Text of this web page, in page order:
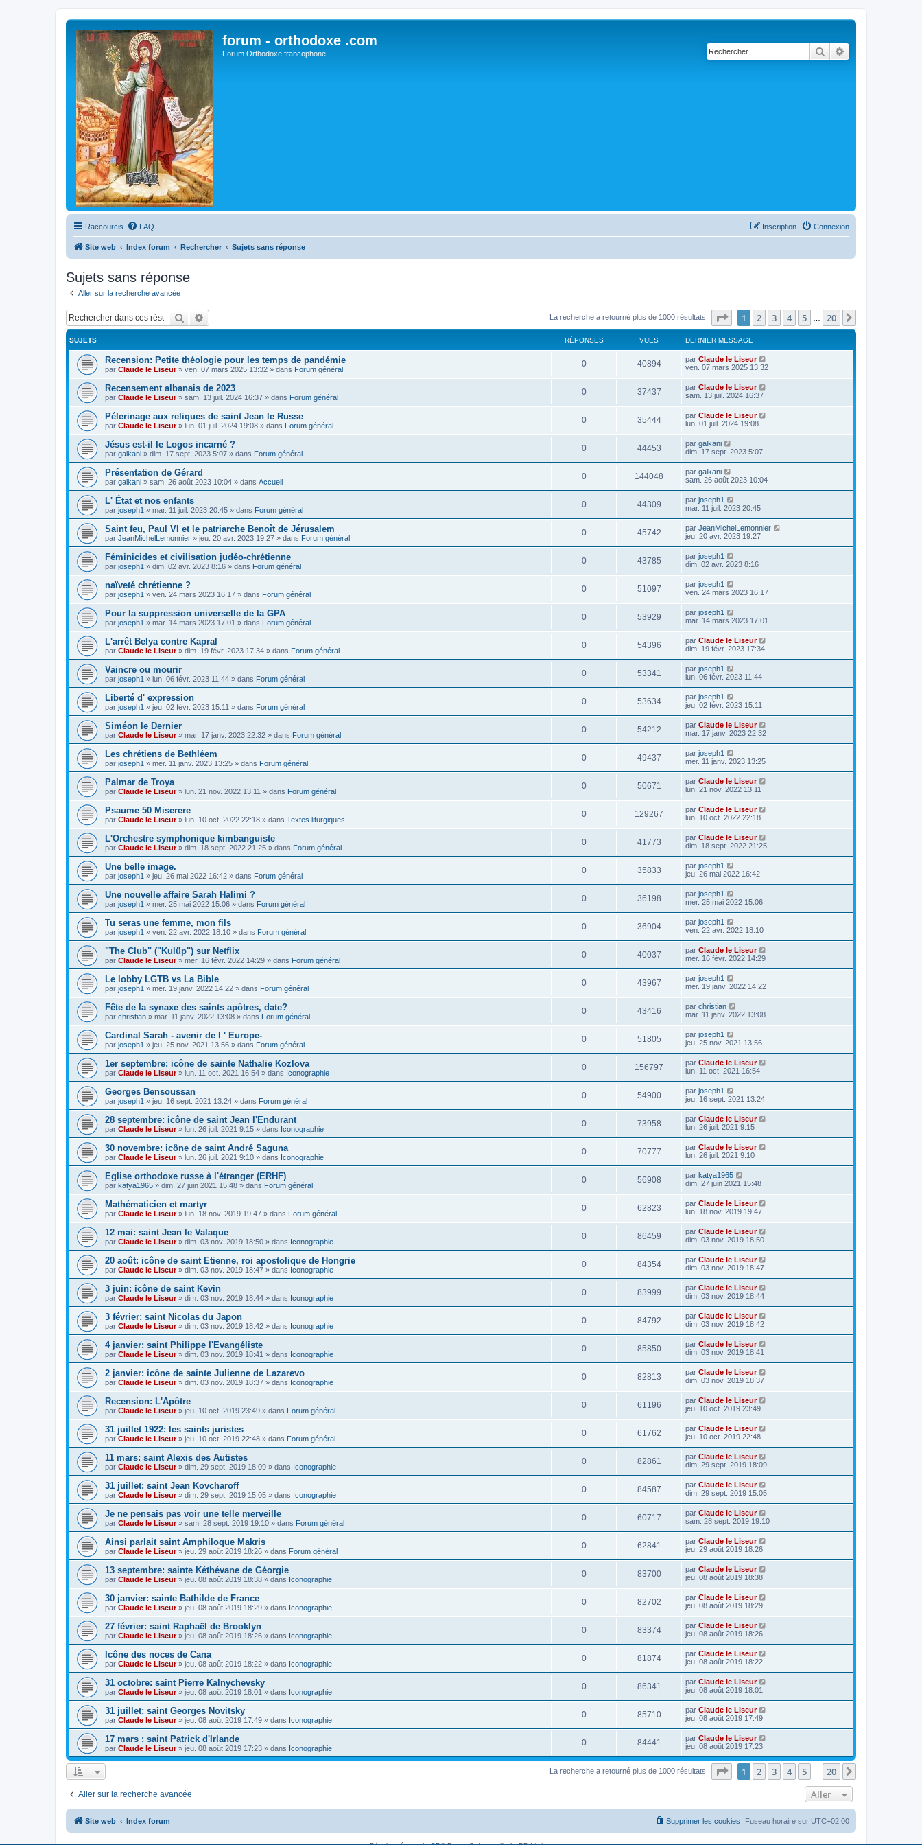
forum - orthodoxe .com
Forum Orthodoxe francophone Rechercher
Raccourcis FAQ Connexion
Inscription
Site web Index forum Rechercher Sujets sans réponse
Sujets sans réponse
Aller sur la recherche avancée
Rechercher La recherche a retourné plus de 1000 résultats Page sur20
1 2 3 4 5 20
SUJETS RÉPONSES VUES DERNIER MESSAGE
Recension: Petite théologie pour les temps de pandémie
par Claude le Liseur» ven. 07 mars 2025 13:32 » dans Forum général
0 40894 par Claude le Liseur
ven. 07 mars 2025 13:32
Recensement albanais de 2023
par Claude le Liseur» sam. 13 juil. 2024 16:37 » dans Forum général
0 37437 par Claude le Liseur
sam. 13 juil. 2024 16:37
Pélerinage aux reliques de saint Jean le Russe
par Claude le Liseur» lun. 01 juil. 2024 19:08 » dans Forum général
0 35444 par Claude le Liseur
lun. 01 juil. 2024 19:08
Jésus est-il le Logos incarné ?
par galkani » dim. 17 sept. 2023 5:07 » dans Forum général
0 44453 par galkani
dim. 17 sept. 2023 5:07
Présentation de Gérard
par galkani » sam. 26 août 2023 10:04 » dans Accueil
0 144048 par galkani
sam. 26 août 2023 10:04
L' État et nos enfants
par joseph1 » mar. 11 juil. 2023 20:45 » dans Forum général
0 44309 par joseph1
mar. 11 juil. 2023 20:45
Saint feu, Paul VI et le patriarche Benoît de Jérusalem
par JeanMichelLemonnier » jeu. 20 avr. 2023 19:27 » dans Forum général
0 45742 par JeanMichelLemonnier
jeu. 20 avr. 2023 19:27
Féminicides et civilisation judéo-chrétienne
par joseph1 » dim. 02 avr. 2023 8:16 » dans Forum général
0 43785 par joseph1
dim. 02 avr. 2023 8:16
naïveté chrétienne ?
par joseph1 » ven. 24 mars 2023 16:17 » dans Forum général
0 51097 par joseph1
ven. 24 mars 2023 16:17
Pour la suppression universelle de la GPA
par joseph1 » mar. 14 mars 2023 17:01 » dans Forum général
0 53929 par joseph1
mar. 14 mars 2023 17:01
L'arrêt Belya contre Kapral
par Claude le Liseur» dim. 19 févr. 2023 17:34 » dans Forum général
0 54396 par Claude le Liseur
dim. 19 févr. 2023 17:34
Vaincre ou mourir
par joseph1 » lun. 06 févr. 2023 11:44 » dans Forum général
0 53341 par joseph1
lun. 06 févr. 2023 11:44
Liberté d' expression
par joseph1 » jeu. 02 févr. 2023 15:11 » dans Forum général
0 53634 par joseph1
jeu. 02 févr. 2023 15:11
Siméon le Dernier
par Claude le Liseur» mar. 17 janv. 2023 22:32 » dans Forum général
0 54212 par Claude le Liseur
mar. 17 janv. 2023 22:32
Les chrétiens de Bethléem
par joseph1 » mer. 11 janv. 2023 13:25 » dans Forum général
0 49437 par joseph1
mer. 11 janv. 2023 13:25
Palmar de Troya
par Claude le Liseur» lun. 21 nov. 2022 13:11 » dans Forum général
0 50671 par Claude le Liseur
lun. 21 nov. 2022 13:11
Psaume 50 Miserere
par Claude le Liseur» lun. 10 oct. 2022 22:18 » dans Textes liturgiques
0 129267 par Claude le Liseur
lun. 10 oct. 2022 22:18
L'Orchestre symphonique kimbanguiste
par Claude le Liseur» dim. 18 sept. 2022 21:25 » dans Forum général
0 41773 par Claude le Liseur
dim. 18 sept. 2022 21:25
Une belle image.
par joseph1 » jeu. 26 mai 2022 16:42 » dans Forum général
0 35833 par joseph1
jeu. 26 mai 2022 16:42
Une nouvelle affaire Sarah Halimi ?
par joseph1 » mer. 25 mai 2022 15:06 » dans Forum général
0 36198 par joseph1
mer. 25 mai 2022 15:06
Tu seras une femme, mon fils
par joseph1 » ven. 22 avr. 2022 18:10 » dans Forum général
0 36904 par joseph1
ven. 22 avr. 2022 18:10
"The Club" ("Kulüp") sur Netflix
par Claude le Liseur» mer. 16 févr. 2022 14:29 » dans Forum général
0 40037 par Claude le Liseur
mer. 16 févr. 2022 14:29
Le lobby LGTB vs La Bible
par joseph1 » mer. 19 janv. 2022 14:22 » dans Forum général
0 43967 par joseph1
mer. 19 janv. 2022 14:22
Fête de la synaxe des saints apôtres, date?
par christian » mar. 11 janv. 2022 13:08 » dans Forum général
0 43416 par christian
mar. 11 janv. 2022 13:08
Cardinal Sarah - avenir de l ' Europe-
par joseph1 » jeu. 25 nov. 2021 13:56 » dans Forum général
0 51805 par joseph1
jeu. 25 nov. 2021 13:56
1er septembre: icône de sainte Nathalie Kozlova
par Claude le Liseur» lun. 11 oct. 2021 16:54 » dans Iconographie
0 156797 par Claude le Liseur
lun. 11 oct. 2021 16:54
Georges Bensoussan
par joseph1 » jeu. 16 sept. 2021 13:24 » dans Forum général
0 54900 par joseph1
jeu. 16 sept. 2021 13:24
28 septembre: icône de saint Jean l'Endurant
par Claude le Liseur» lun. 26 juil. 2021 9:15 » dans Iconographie
0 73958 par Claude le Liseur
lun. 26 juil. 2021 9:15
30 novembre: icône de saint André Șaguna
par Claude le Liseur» lun. 26 juil. 2021 9:10 » dans Iconographie
0 70777 par Claude le Liseur
lun. 26 juil. 2021 9:10
Eglise orthodoxe russe à l'étranger (ERHF)
par katya1965 » dim. 27 juin 2021 15:48 » dans Forum général
0 56908 par katya1965
dim. 27 juin 2021 15:48
Mathématicien et martyr
par Claude le Liseur» lun. 18 nov. 2019 19:47 » dans Forum général
0 62823 par Claude le Liseur
lun. 18 nov. 2019 19:47
12 mai: saint Jean le Valaque
par Claude le Liseur» dim. 03 nov. 2019 18:50 » dans Iconographie
0 86459 par Claude le Liseur
dim. 03 nov. 2019 18:50
20 août: icône de saint Etienne, roi apostolique de Hongrie
par Claude le Liseur» dim. 03 nov. 2019 18:47 » dans Iconographie
0 84354 par Claude le Liseur
dim. 03 nov. 2019 18:47
3 juin: icône de saint Kevin
par Claude le Liseur» dim. 03 nov. 2019 18:44 » dans Iconographie
0 83999 par Claude le Liseur
dim. 03 nov. 2019 18:44
3 février: saint Nicolas du Japon
par Claude le Liseur» dim. 03 nov. 2019 18:42 » dans Iconographie
0 84792 par Claude le Liseur
dim. 03 nov. 2019 18:42
4 janvier: saint Philippe l'Evangéliste
par Claude le Liseur» dim. 03 nov. 2019 18:41 » dans Iconographie
0 85850 par Claude le Liseur
dim. 03 nov. 2019 18:41
2 janvier: icône de sainte Julienne de Lazarevo
par Claude le Liseur» dim. 03 nov. 2019 18:37 » dans Iconographie
0 82813 par Claude le Liseur
dim. 03 nov. 2019 18:37
Recension: L'Apôtre
par Claude le Liseur» jeu. 10 oct. 2019 23:49 » dans Forum général
0 61196 par Claude le Liseur
jeu. 10 oct. 2019 23:49
31 juillet 1922: les saints juristes
par Claude le Liseur» jeu. 10 oct. 2019 22:48 » dans Forum général
0 61762 par Claude le Liseur
jeu. 10 oct. 2019 22:48
11 mars: saint Alexis des Autistes
par Claude le Liseur» dim. 29 sept. 2019 18:09 » dans Iconographie
0 82861 par Claude le Liseur
dim. 29 sept. 2019 18:09
31 juillet: saint Jean Kovcharoff
par Claude le Liseur» dim. 29 sept. 2019 15:05 » dans Iconographie
0 84587 par Claude le Liseur
dim. 29 sept. 2019 15:05
Je ne pensais pas voir une telle merveille
par Claude le Liseur» sam. 28 sept. 2019 19:10 » dans Forum général
0 60717 par Claude le Liseur
sam. 28 sept. 2019 19:10
Ainsi parlait saint Amphiloque Makris
par Claude le Liseur» jeu. 29 août 2019 18:26 » dans Forum général
0 62841 par Claude le Liseur
jeu. 29 août 2019 18:26
13 septembre: sainte Kéthévane de Géorgie
par Claude le Liseur» jeu. 08 août 2019 18:38 » dans Iconographie
0 83700 par Claude le Liseur
jeu. 08 août 2019 18:38
30 janvier: sainte Bathilde de France
par Claude le Liseur» jeu. 08 août 2019 18:29 » dans Iconographie
0 82702 par Claude le Liseur
jeu. 08 août 2019 18:29
27 février: saint Raphaël de Brooklyn
par Claude le Liseur» jeu. 08 août 2019 18:26 » dans Iconographie
0 83374 par Claude le Liseur
jeu. 08 août 2019 18:26
Icône des noces de Cana
par Claude le Liseur» jeu. 08 août 2019 18:22 » dans Iconographie
0 81874 par Claude le Liseur
jeu. 08 août 2019 18:22
31 octobre: saint Pierre Kalnychevsky
par Claude le Liseur» jeu. 08 août 2019 18:01 » dans Iconographie
0 86341 par Claude le Liseur
jeu. 08 août 2019 18:01
31 juillet: saint Georges Novitsky
par Claude le Liseur» jeu. 08 août 2019 17:49 » dans Iconographie
0 85710 par Claude le Liseur
jeu. 08 août 2019 17:49
17 mars : saint Patrick d'Irlande
par Claude le Liseur» jeu. 08 août 2019 17:23 » dans Iconographie
0 84441 par Claude le Liseur
jeu. 08 août 2019 17:23
La recherche a retourné plus de 1000 résultats Page sur20
1 2 3 4 5 20
Aller sur la recherche avancée Aller
Site web Index forum Fuseau horaire sur UTC+02:00
Supprimer les cookies